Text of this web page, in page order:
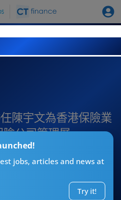
jobs, articles and news at
Try it!
陳宇文為香港保險業
公司管理層